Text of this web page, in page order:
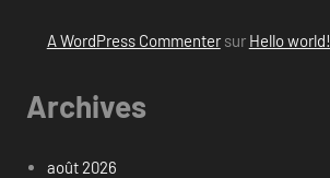
A WordPress Commentersur Hello world!
Archives
août 2026